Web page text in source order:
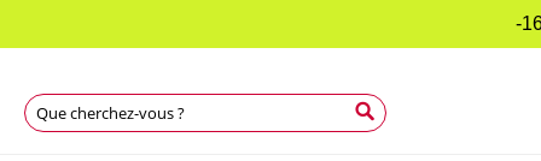
-
Rechercher